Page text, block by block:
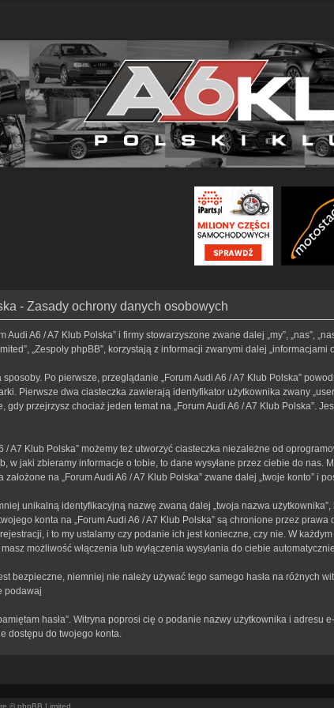
- Zasady ochrony danych osobowych
A6 / A7 Klub Polska” i firmy stowarzyszone zwane dalej „my”, „nas”,
„Zespoły phpBB”, korzystają z informacji zwanymi dalej
Po pierwsze, przeglądanie „Forum Audi A6 / A7 Klub Polska”
Pierwsze dwa ciasteczka zawierają identyfikator użytkownika zwany
przejrzysz chociaż jeden temat na „Forum Audi A6 / A7 Klub Polska”.
/ A7 Klub Polska” możemy też utworzyć ciasteczka niezależne od
w jaki zbieramy informacje o tobie, to dane wysyłane przez ciebie do
założone na „Forum Audi A6 / A7 Klub Polska” zwane dalej „twoje konto”
unikalną identyfikacyjną nazwę zwaną dalej „twoja nazwa
konta na „Forum Audi A6 / A7 Klub Polska” są chronione przez
i to my ustalamy czy podanie ich jest konieczne, czy nie. W
możliwość włączenia lub wyłączenia wysyłania do ciebie
bezpieczne, niemniej nie należy używać tego samego hasła na różnych
podawaj
hasła”. Witryna poprosi cię o podanie nazwy użytkownika i
dostępu do twojego konta.